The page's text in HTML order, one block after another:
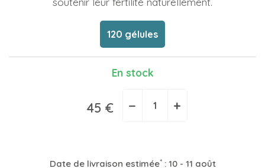
120 gélules
En stock
45 € − +
Date de livraison estimée*: 10 - 11 août